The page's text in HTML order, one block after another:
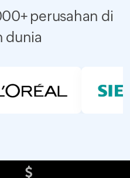
perusahan di
dunia